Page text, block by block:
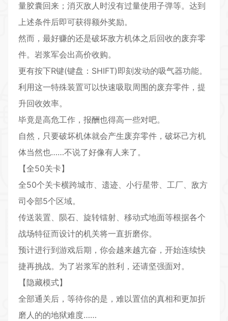
量胶囊回来；消灭敌人时没有过量使用子弹等。达到
上述条件后即可获得额外奖励。
然而，最好赚的还是破坏敌方机体之后回收的废弃零
件。岩浆军会出高价收购。
更有按下R键(键盘：SHIFT)即刻发动的吸气器功能。
利用这一特殊装置可以快速吸取周围的废弃零件，提
升回收效率。
毕竟是高危工作，报酬也得高一些对吧。
自然，只要破坏机体就会产生废弃零件，破坏己方机
体当然也……不说了好像有人来了。
【全50关卡】
全50个关卡横跨城市、遗迹、小行星带、工厂、敌方
司令部5个区域。
传送装置、陨石、旋转镭射、移动式地面等根据各个
战场特征而设计的机关将一直折磨你。
预计进行到游戏后期，你会越来越亢奋，开始连续快
捷再挑战。为了岩浆军的胜利，还请坚强面对。
【隐藏模式】
全部通关后，等待你的是，难以置信的真相和更加折
磨人的的地狱难度……